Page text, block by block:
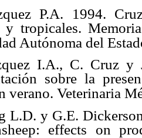
P.A. 1994.
y tropicales.
Autónoma del
I.A., C. Cruz
sobre la
verano. Veterinaria
L.D. y G.E.
effects on